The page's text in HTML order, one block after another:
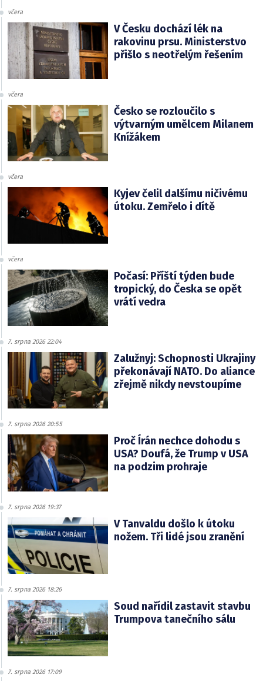
včera
V Česku dochází lék na
rakovinu prsu. Ministerstvo
přišlo s neotřelým řešením
včera
Česko se rozloučilo s
výtvarným umělcem Milanem
Knížákem
včera
Kyjev čelil dalšímu ničivému
útoku. Zemřelo i dítě
včera
Počasí: Příští týden bude
tropický, do Česka se opět
vrátí vedra
7. srpna 2026 22:04
Zalužnyj: Schopnosti Ukrajiny
překonávají NATO. Do aliance
zřejmě nikdy nevstoupíme
7. srpna 2026 20:55
Proč Írán nechce dohodu s
USA? Doufá, že Trump v USA
na podzim prohraje
7. srpna 2026 19:37
V Tanvaldu došlo k útoku
nožem. Tři lidé jsou zranění
7. srpna 2026 18:26
Soud nařídil zastavit stavbu
Trumpova tanečního sálu
7. srpna 2026 17:09